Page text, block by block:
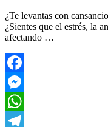
¿Te levantas con
¿Sientes que el estrés, la
afectando …
Facebook
Messenger
WhatsApp